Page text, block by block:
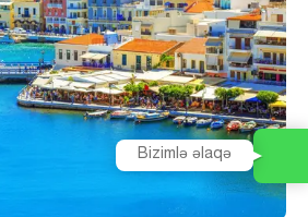
Bizimlə əlaqə